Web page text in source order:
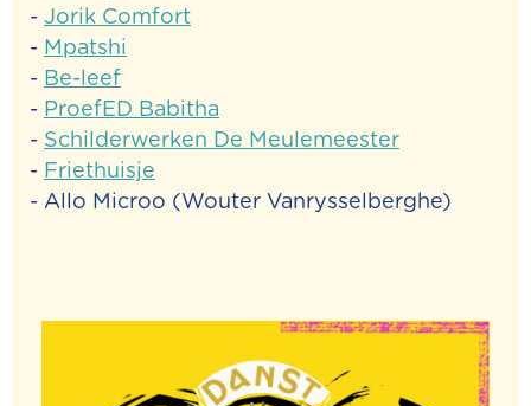
- Jorik Comfort
- Mpatshi
- Be-leef
- ProefED Babitha
- Schilderwerken De Meulemeester
- Friethuisje
- Allo Microo (Wouter Vanrysselberghe)